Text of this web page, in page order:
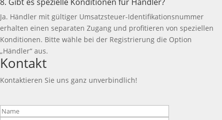
Ja. Händler mit gültiger Umsatzsteuer-Identifikationsnummer
erhalten einen separaten Zugang und profitieren von speziellen
Konditionen. Bitte wähle bei der Registrierung die Option
„Händler“ aus.
Kontakt
Kontaktieren Sie uns ganz unverbindlich!
Bitte
lasse